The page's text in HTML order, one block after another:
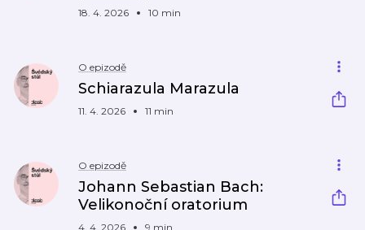
18. 4. 2026 10 min
O epizodě
Schiarazula Marazula
11. 4. 2026 11 min
O epizodě
Johann Sebastian Bach:
Velikonoční oratorium
4. 4. 2026 9 min